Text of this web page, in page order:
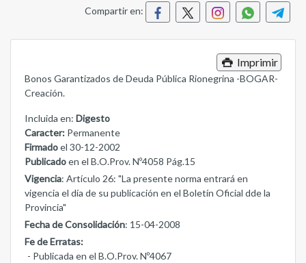
Compartir en:
Imprimir
Bonos Garantizados de Deuda Pública Rionegrina -BOGAR-
Creación.
Incluida en: Digesto
Caracter: Permanente
Firmadoel 30-12-2002
Publicadoen el B.O.Prov. Nº4058 Pág.15
Vigencia: Artículo 26: "La presente norma entrará en
vigencia el día de su publicación en el Boletín Oficial dde la
Provincia"
Fecha de Consolidación: 15-04-2008
Fe de Erratas:
- Publicada en el B.O.Prov. Nº4067